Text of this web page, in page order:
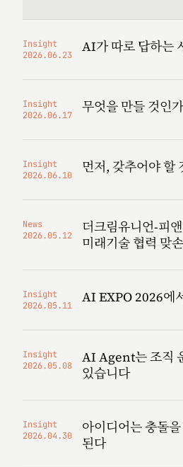
Insight
2026.06.23
AI가 따로 답하는
Insight
2026.06.17
무엇을 만들 것인
Insight
2026.06.10
먼저, 갖추어야 할
News
2026.05.12
더크림유니언-피
미래기술 협력 맞손
Insight
2026.05.11
AI EXPO 2026에
Insight
2026.05.08
AI Agent는 조직
있습니다
Insight
2026.04.30
아이디어는 충돌
된다